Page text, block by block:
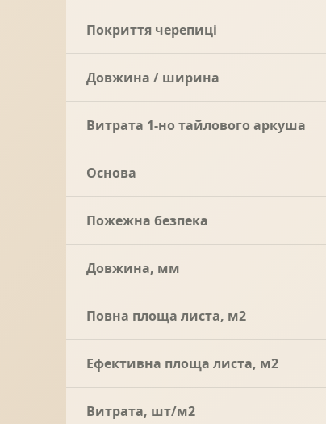
Покриття черепиці
Довжина / ширина
Витрата 1-но тайлового аркуша
Основа
Пожежна безпека
Довжина, мм
Повна площа листа, м2
Ефективна площа листа, м2
Витрата, шт/м2